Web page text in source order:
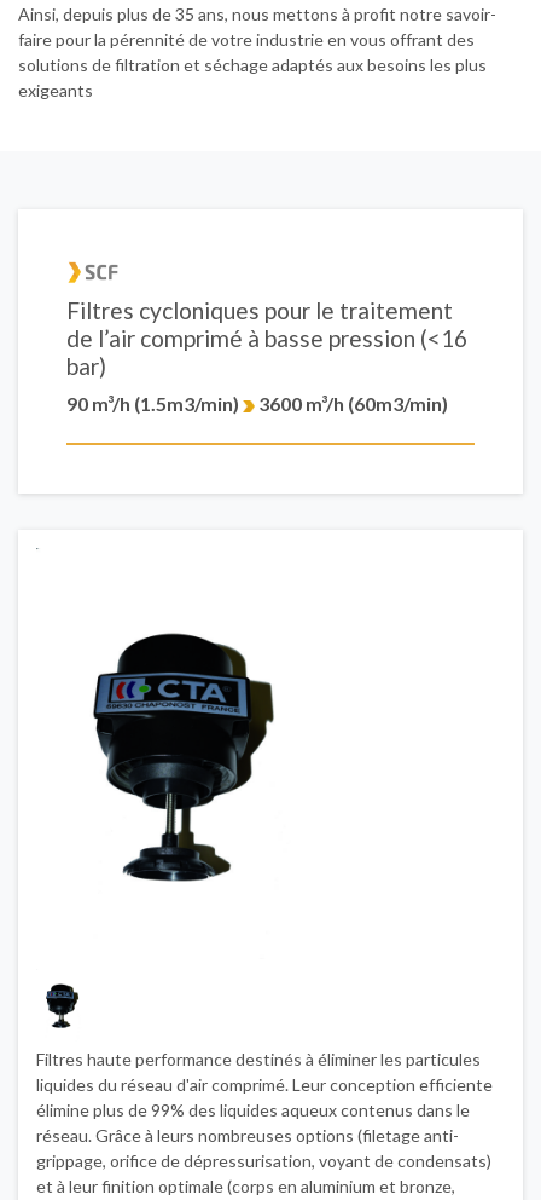
Ainsi, depuis plus de 35 ans, nous mettons à profit notre savoir-
faire pour la pérennité de votre industrie en vous offrant des
solutions de filtration et séchage adaptés aux besoins les plus
exigeants
Filtres cycloniques pour le traitement
de l’air comprimé à basse pression (<16
bar)
90 m³/h (1.5m3/min) 3600 m³/h (60m3/min)
Filtres haute performance destinés à éliminer les particules
liquides du réseau d'air comprimé. Leur conception efficiente
élimine plus de 99% des liquides aqueux contenus dans le
réseau. Grâce à leurs nombreuses options (filetage anti-
grippage, orifice de dépressurisation, voyant de condensats)
et à leur finition optimale (corps en aluminium et bronze,